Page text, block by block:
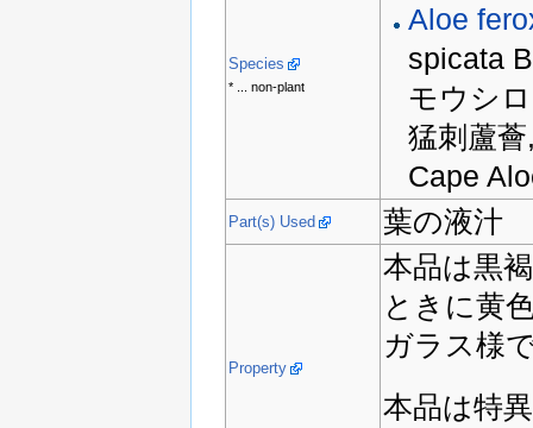
Species
* ... non-plant
Aloe
spicata
モウシ
猛刺蘆
Cape
Part(s) Used 葉の液汁
Property
本品は黒
ときに黄
ガラス様
本品は特